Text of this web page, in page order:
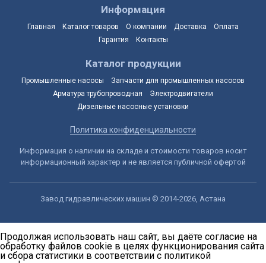
Информация
Главная Каталог товаров О компании Доставка
Оплата
Гарантия
Контакты
Каталог продукции
Промышленные насосы
Запчасти для промышленных насосов
Арматура трубопроводная
Электродвигатели
Дизельные насосные установки
Политика конфиденциальности
Информация о наличии на складе и стоимости товаров носит
информационный характер и не является публичной офертой
Завод гидравлических машин © 2014-2026, Астана
Продолжая использовать наш сайт, вы даёте согласие на
обработку файлов cookie в целях функционирования сайта
и сбора статистики в соответствии с политикой